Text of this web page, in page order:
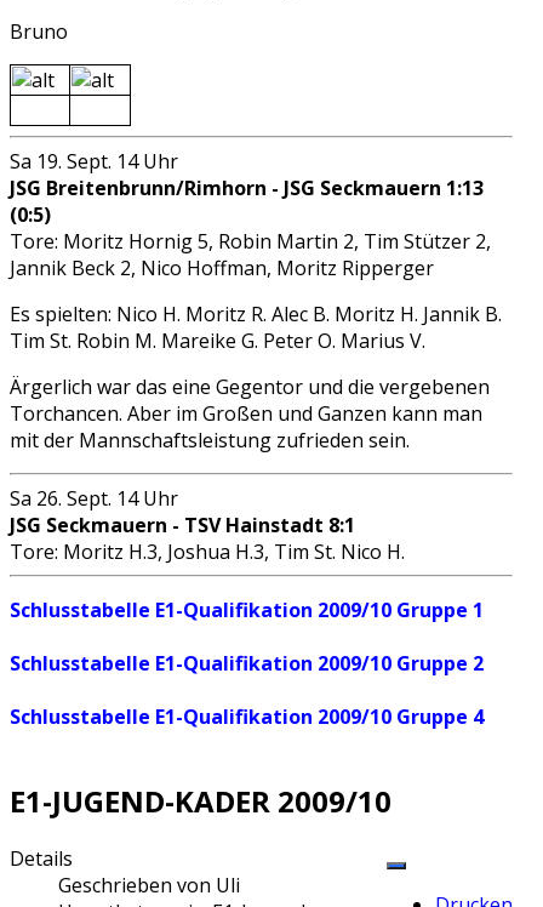
Bruno
Sa 19. Sept. 14 Uhr
JSG Breitenbrunn/Rimhorn - JSG Seckmauern 1:13
(0:5)
Tore: Moritz Hornig 5, Robin Martin 2, Tim Stützer 2,
Jannik Beck 2, Nico Hoffman, Moritz Ripperger
Es spielten: Nico H. Moritz R. Alec B. Moritz H. Jannik B.
Tim St. Robin M. Mareike G. Peter O. Marius V.
Ärgerlich war das eine Gegentor und die vergebenen
Torchancen. Aber im Großen und Ganzen kann man
mit der Mannschaftsleistung zufrieden sein.
Sa 26. Sept. 14 Uhr
JSG Seckmauern - TSV Hainstadt 8:1
Tore: Moritz H.3, Joshua H.3, Tim St. Nico H.
Schlusstabelle E1-Qualifikation 2009/10 Gruppe 1
Schlusstabelle E1-Qualifikation 2009/10 Gruppe 2
Schlusstabelle E1-Qualifikation 2009/10 Gruppe 4
E1-JUGEND-KADER 2009/10
Details
Geschrieben von Uli